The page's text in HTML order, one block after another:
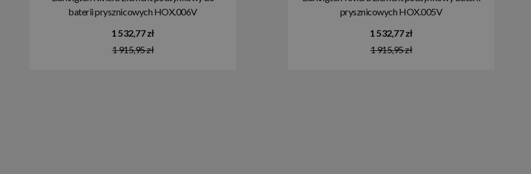
baterii prysznicowych HOX.006V
1 532,77 zł
1 915,95 zł
prysznicowych HOX.005V
1 532,77 zł
1 915,95 zł